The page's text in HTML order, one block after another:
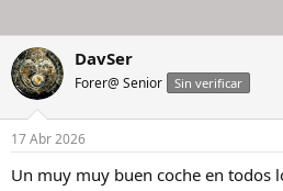
DavSer
Forer@ Senior Sin verificar
17 Abr 2026
Un muy muy buen coche en todos